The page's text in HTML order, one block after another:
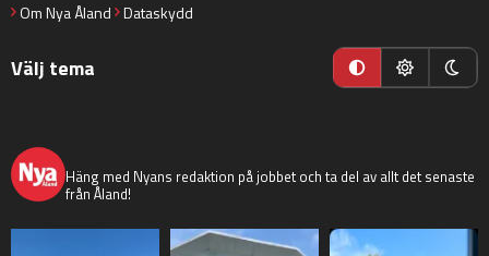
Om Nya Åland Dataskydd
Välj tema
Häng med Nyans redaktion på jobbet och ta del av allt det senaste
från Åland!